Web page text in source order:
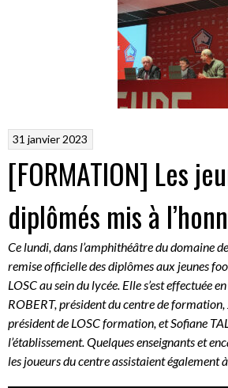
31 janvier 2023
[FORMATION] Les
diplômés mis à
Ce lundi, dans l’amphithéâtre du domaine
remise officielle des diplômes aux jeunes
LOSC au sein du lycée. Elle s’est effectuée
ROBERT, président du centre de
président de LOSC formation, et Sofiane
l’établissement. Quelques enseignants et
les joueurs du centre assistaient également